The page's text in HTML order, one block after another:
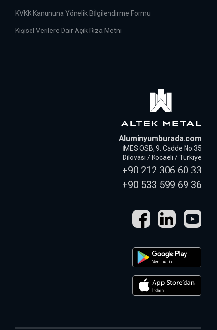
KVKK Kanununa Yönelik Bİlgilendirme Formu
Kişisel Verilere Dair Açık Rıza Metni
Aluminyumburada.com
İMES OSB, 9. Cadde No:35
Dilovası / Kocaeli / Türkiye
+90 212 306 60 33
+90 533 599 69 36